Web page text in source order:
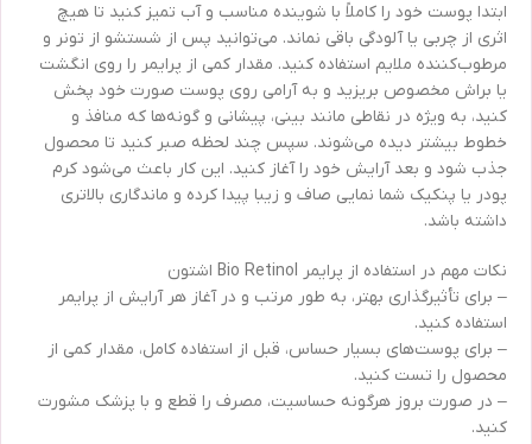
ابتدا پوست خود را کاملاً با شوینده مناسب و آب تمیز کنید تا هیچ
اثری از چربی یا آلودگی باقی نماند. می‌توانید پس از شستشو از تونر و
مرطوب‌کننده ملایم استفاده کنید. مقدار کمی از پرایمر را روی انگشت
یا براش مخصوص بریزید و به آرامی روی پوست صورت خود پخش
کنید، به ویژه در نقاطی مانند بینی، پیشانی و گونه‌ها که منافذ و
خطوط بیشتر دیده می‌شوند. سپس چند لحظه صبر کنید تا محصول
جذب شود و بعد آرایش خود را آغاز کنید. این کار باعث می‌شود کرم
پودر یا پنکیک شما نمایی صاف و زیبا پیدا کرده و ماندگاری بالاتری
داشته باشد.
نکات مهم در استفاده از پرایمر Bio Retinol اشتون
– برای تأثیرگذاری بهتر، به طور مرتب و در آغاز هر آرایش از پرایمر
استفاده کنید.
– برای پوست‌های بسیار حساس، قبل از استفاده کامل، مقدار کمی از
محصول را تست کنید.
– در صورت بروز هرگونه حساسیت، مصرف را قطع و با پزشک مشورت
کنید.